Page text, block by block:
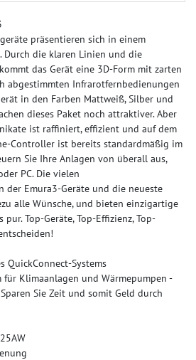
präsentieren sich in einem
Durch die klaren Linien und die
das Gerät eine 3D-Form mit zarten
abgestimmten Infrarotfernbedienungen
in den Farben Mattweiß, Silber und
dieses Paket noch attraktiver. Aber
ist raffiniert, effizient und auf dem
Controller ist bereits standardmäßig im
Sie Ihre Anlagen von überall aus,
PC. Die vielen
der Emura3-Geräte und die neueste
alle Wünsche, und bieten einzigartige
Top-Geräte, Top-Effizienz, Top-
QuickConnect-Systems
für Klimaanlagen und Wärmepumpen -
Sie Zeit und somit Geld durch